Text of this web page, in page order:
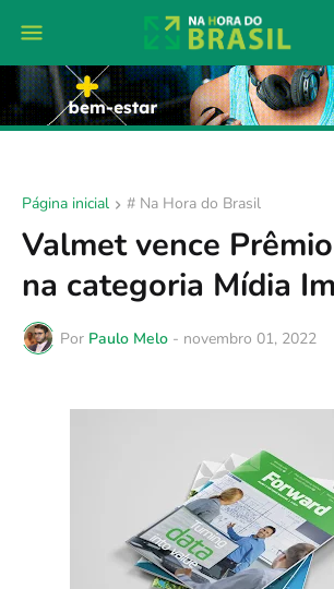
Página inicial # Na Hora do Brasil
Valmet vence
na categoria Mídia
Por Paulo Melo - novembro 01, 2022